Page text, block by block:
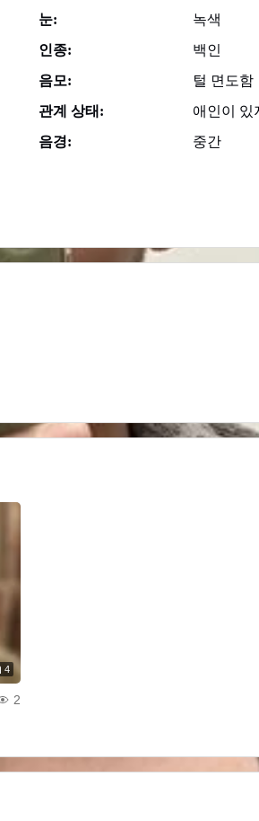
눈:
녹색
인종:
백인
음모:
털 면도함
관계 상태:
애인이 있
음경:
중간
4
2